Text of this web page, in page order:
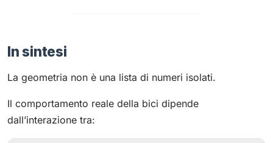
In sintesi
La geometria non è una lista di numeri isolati.
Il comportamento reale della bici dipende
dall’interazione tra: